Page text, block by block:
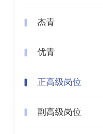
杰青
优青
正高级岗位
副高级岗位